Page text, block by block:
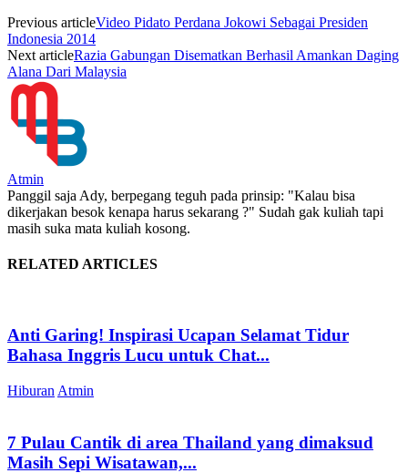
Previous articleVideo Pidato Perdana Jokowi Sebagai Presiden
Indonesia 2014
Next articleRazia Gabungan Disematkan Berhasil Amankan Daging
Alana Dari Malaysia
Atmin
Panggil saja Ady, berpegang teguh pada prinsip: "Kalau bisa
dikerjakan besok kenapa harus sekarang ?" Sudah gak kuliah tapi
masih suka mata kuliah kosong.
RELATED ARTICLES
Anti Garing! Inspirasi Ucapan Selamat Tidur
Bahasa Inggris Lucu untuk Chat...
Hiburan Atmin
7 Pulau Cantik di area Thailand yang dimaksud
Masih Sepi Wisatawan,...